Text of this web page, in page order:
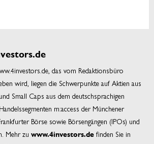
das vom Redaktionsbüro
wird, liegen die Schwerpunkte auf Aktien aus
Small Caps aus dem deutschsprachigen
m:access der Münchener
Börse sowie Börsengängen (IPOs) und
Mehr zu www.4investors.de finden Sie in